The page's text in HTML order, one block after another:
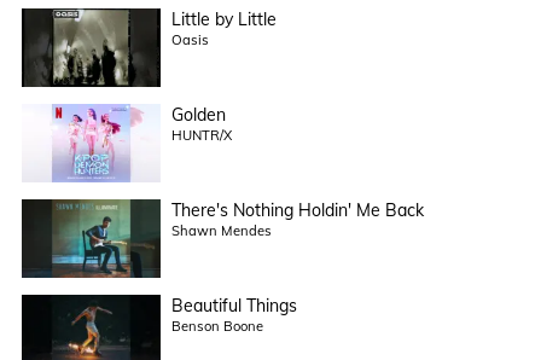
Little by Little
Oasis
Golden
HUNTR/X
There's Nothing Holdin' Me Back
Shawn Mendes
Beautiful Things
Benson Boone